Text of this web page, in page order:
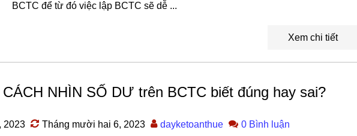
BCTC để từ đó việc lập BCTC sẽ dễ ...
Xem chi tiết
NHÌN SỐ DƯ trên BCTC biết đúng hay sai?
2023 Tháng mười hai 6, 2023 dayketoanthue 0 Bình luận